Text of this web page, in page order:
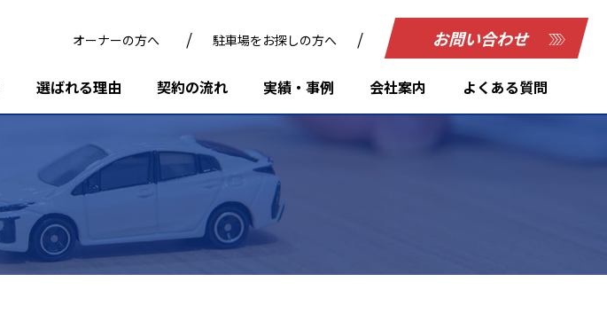
オーナーの方へ 駐車場をお探しの方へ お問い合わせ
選ばれる理由 契約の流れ 実績・事例 会社案内 よくある質問